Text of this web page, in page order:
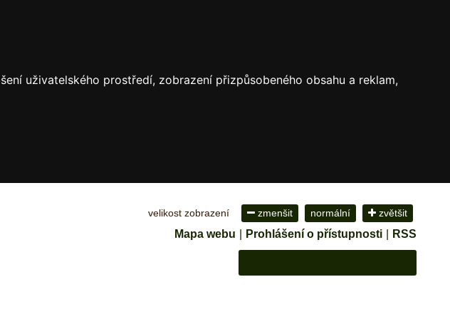
uživatelského prostředí, zobrazení přizpůsobeného obsahu a reklam,
velikost zobrazení zmenšit normální zvětšit
Mapa webu Prohlášení o přístupnosti RSS